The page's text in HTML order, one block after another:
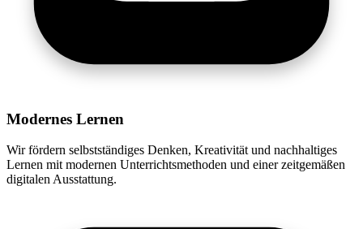
Modernes Lernen
Wir fördern selbstständiges Denken, Kreativität und nachhaltiges
Lernen mit modernen Unterrichtsmethoden und einer zeitgemäßen
digitalen Ausstattung.